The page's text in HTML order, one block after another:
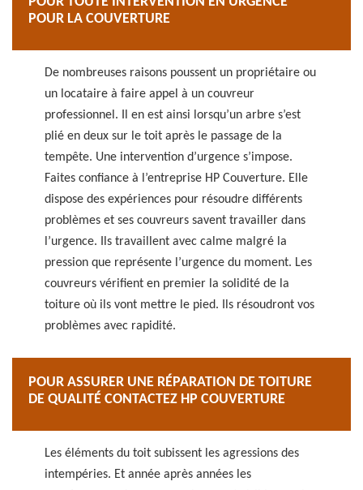
POUR LA COUVERTURE
De nombreuses raisons poussent un propriétaire ou
un locataire à faire appel à un couvreur
professionnel. Il en est ainsi lorsqu’un arbre s’est
plié en deux sur le toit après le passage de la
tempête. Une intervention d’urgence s’impose.
Faites confiance à l’entreprise HP Couverture. Elle
dispose des expériences pour résoudre différents
problèmes et ses couvreurs savent travailler dans
l’urgence. Ils travaillent avec calme malgré la
pression que représente l’urgence du moment. Les
couvreurs vérifient en premier la solidité de la
toiture où ils vont mettre le pied. Ils résoudront vos
problèmes avec rapidité.
POUR ASSURER UNE RÉPARATION DE TOITURE
DE QUALITÉ CONTACTEZ HP COUVERTURE
Les éléments du toit subissent les agressions des
intempéries. Et année après années les